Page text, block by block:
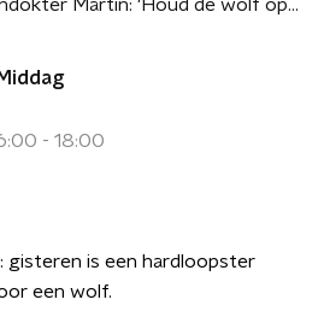
Dierendokter Martin: 'Houd de wolf op afstand met pepperspray!'
- 18:00
gisteren is een hardloopster
een wolf.